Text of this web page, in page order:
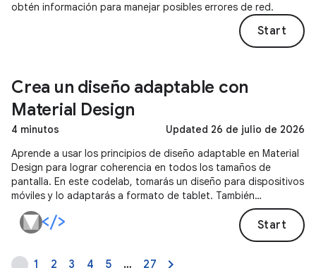
obtén información para manejar posibles errores de red.
Start
Crea un diseño adaptable con
Material Design
4 minutos
Updated 26 de julio de 2026
Aprende a usar los principios de diseño adaptable en Material
Design para lograr coherencia en todos los tamaños de
pantalla. En este codelab, tomarás un diseño para dispositivos
móviles y lo adaptarás a formato de tablet. También
aprenderás sobre la cuadrícula responsiva, los patrones de
composición adaptables y los componentes correctos.Start
1 2 3 4 5 … 27